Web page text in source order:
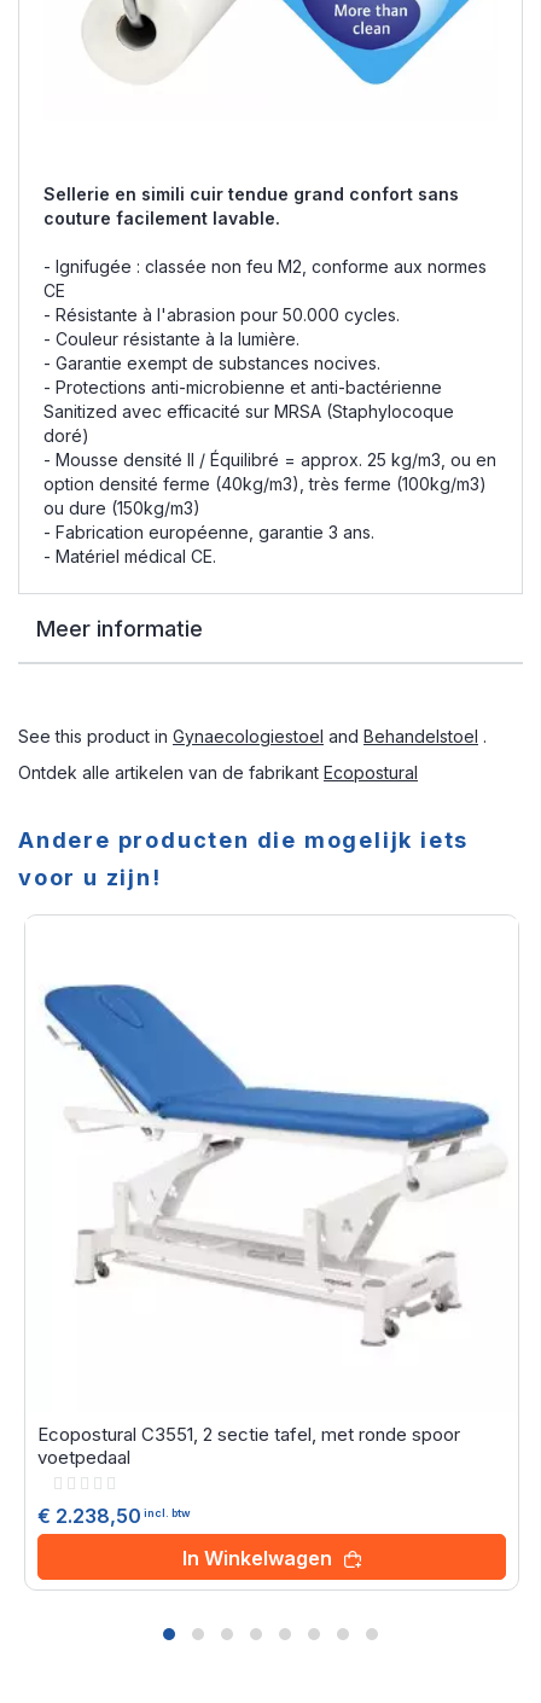
Sellerie en simili cuir tendue grand confort sans
couture facilement lavable.
- Ignifugée : classée non feu M2, conforme aux normes
CE
- Résistante à l'abrasion pour 50.000 cycles.
- Couleur résistante à la lumière.
- Garantie exempt de substances nocives.
- Protections anti-microbienne et anti-bactérienne
Sanitized avec efficacité sur MRSA (Staphylocoque
doré)
- Mousse densité II / Équilibré = approx. 25 kg/m3, ou en
option densité ferme (40kg/m3), très ferme (100kg/m3)
ou dure (150kg/m3)
- Fabrication européenne, garantie 3 ans.
- Matériel médical CE.
Meer informatie
See this product in Gynaecologiestoel and Behandelstoel .
Ontdek alle artikelen van de fabrikant Ecopostural
Andere producten die mogelijk iets
voor u zijn!
Ecopostural C3551, 2 sectie tafel, met ronde spoor
voetpedaal
Rating:
€ 2.238,50 incl. btw
In Winkelwagen